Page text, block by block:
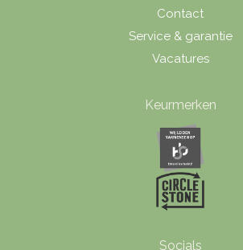
Contact
Service & garantie
Vacatures
Keurmerken
Socials